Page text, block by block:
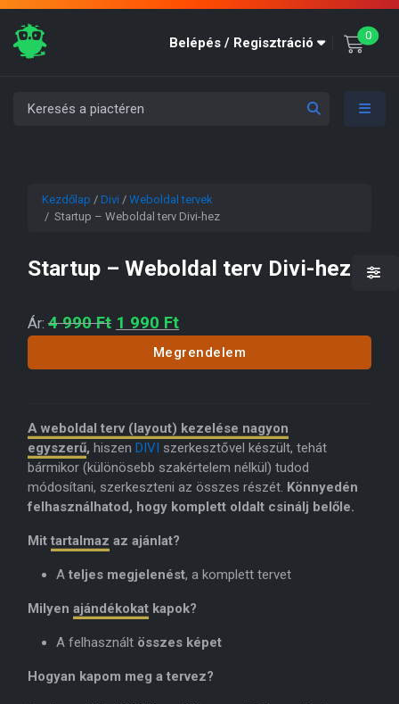
Belépés / Regisztráció 0
Kezdőlap / Divi / Weboldal tervek
/ Startup – Weboldal terv Divi-hez
Startup – Weboldal terv Divi-hez
Ár: 4 990Ft Original price was: 4 990 Ft.
1 990 FtCurrent price is: 1 990 Ft.
Megrendelem
A weboldal terv (layout) kezelése nagyon
egyszerű, hiszen DIVI szerkesztővel készült, tehát
bármikor (különösebb szakértelem nélkül) tudod
módosítani, szerkeszteni az összes részét. Könnyedén
felhasználhatod, hogy komplett oldalt csinálj belőle.
Mit tartalmaz az ajánlat?
A teljes megjelenést, a komplett tervet
Milyen ajándékokat kapok?
A felhasznált összes képet
Hogyan kapom meg a tervez?